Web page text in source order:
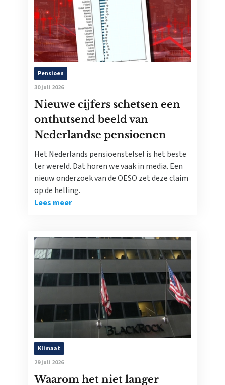
Pensioen
30 juli 2026
Nieuwe cijfers schetsen een
onthutsend beeld van
Nederlandse pensioenen
Het Nederlands pensioenstelsel is het beste
ter wereld. Dat horen we vaak in media. Een
nieuw onderzoek van de OESO zet deze claim
op de helling.
Lees meer
Klimaat
29 juli 2026
Waarom het niet langer